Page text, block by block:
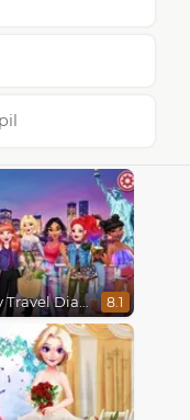
Disney Travel Diaries: City Break 8.1